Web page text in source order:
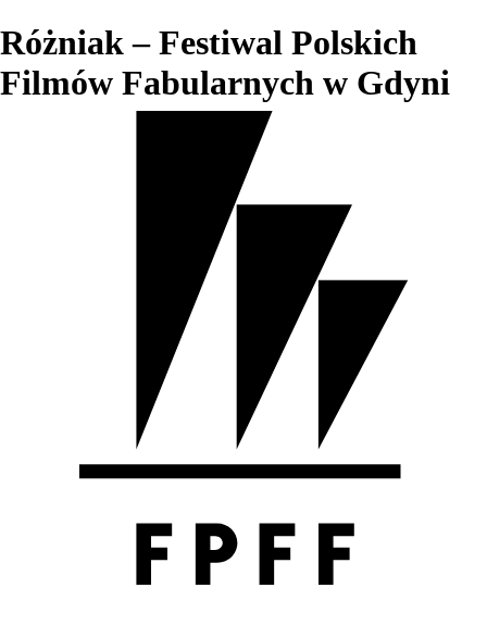
Różniak – Festiwal Polskich
Filmów Fabularnych w Gdyni